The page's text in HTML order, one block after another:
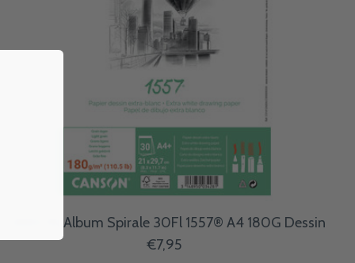
CANSON Album Spirale 30Fl 1557® A4 180G Dessin
€7,95